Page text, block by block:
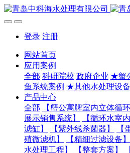
登录 注册
网站首页
应用案例
全部 科研院校 政府企业 ★蟹
鱼系统案例 ★其他水处理设
产品中心
全部
【蟹公寓牌室内立体循
展示销售系统】
【循环水室
滤缸】
【紫外线杀菌器】 【
殖微滤机】
【精细过滤设备】
水处理工程】
【整套方案】